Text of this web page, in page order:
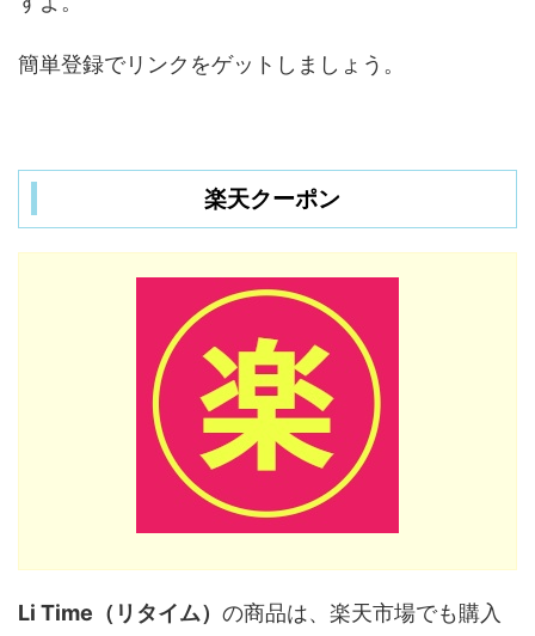
簡単登録でリンクをゲットしましょう。
楽天クーポン
Li Time（リタイム） の商品は、楽天市場でも購入